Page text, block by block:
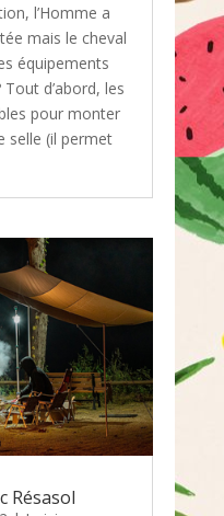
l’Homme a
mais le cheval
équipements
d’abord, les
pour monter
selle (il permet
Résasol